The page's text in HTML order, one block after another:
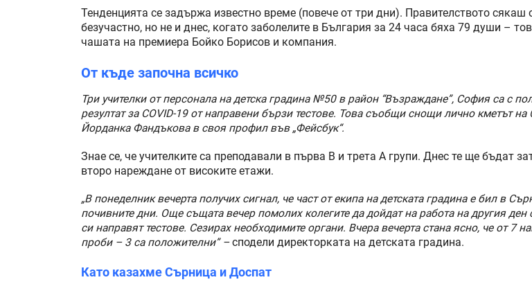
Тенденцията се задържа известно време (повече от три дни). Правителството сякаш
безучастно, но не и днес, когато заболелите в България за 24 часа бяха 79 души –
чашата на премиера Бойко Борисов и компания.
От къде започна всичко
Три учителки от персонала на детска градина №50 в район “Възраждане”, София са с
резултат за COVID-19 от направени бързи тестове. Това съобщи снощи лично кметът
Йорданка Фандъкова в своя профил във „Фейсбук“.
Знае се, че учителките са преподавали в първа В и трета А групи. Днес те ще бъдат
второ нареждане от високите етажи.
„В понеделник вечерта получих сигнал, че част от екипа на детската градина е бил в
почивните дни. Още същата вечер помолих колегите да дойдат на работа на другия ден
си направят тестове. Сезирах необходимите органи. Вчера вечерта стана ясно, че от 7
проби – 3 са положителни” –сподели директорката на детската градина.
Като казахме Сърница и Доспат